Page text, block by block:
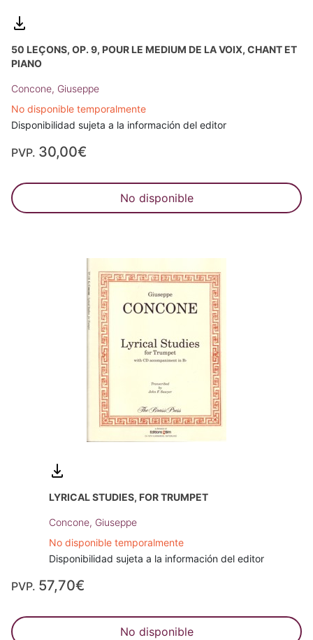
50 LEÇONS, OP. 9, POUR LE MEDIUM DE LA VOIX, CHANT ET
PIANO
Concone, Giuseppe
No disponible temporalmente
Disponibilidad sujeta a la información del editor
PVP. 30,00€
No disponible
LYRICAL STUDIES, FOR TRUMPET
Concone, Giuseppe
No disponible temporalmente
Disponibilidad sujeta a la información del editor
PVP. 57,70€
No disponible